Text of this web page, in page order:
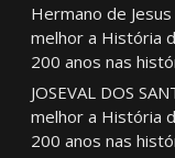
Hermano de
melhor a História
200 anos nas
JOSEVAL DOS
melhor a História
200 anos nas